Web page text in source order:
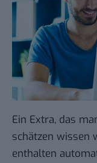
Ein Extra, das
schätzen wissen
enthalten